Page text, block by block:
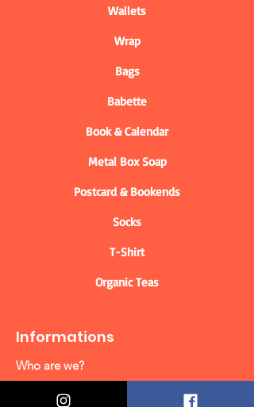
Wallets
Wrap
Bags
Babette
Book & Calendar
Metal Box Soap
Postcard & Bookends
Socks
T-Shirt
Organic Teas
Informations
Who are we?
Contact information